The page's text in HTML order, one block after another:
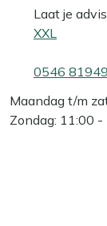
Laat je
XXL
0546
Maandag t/m
Zondag: 11:00 -